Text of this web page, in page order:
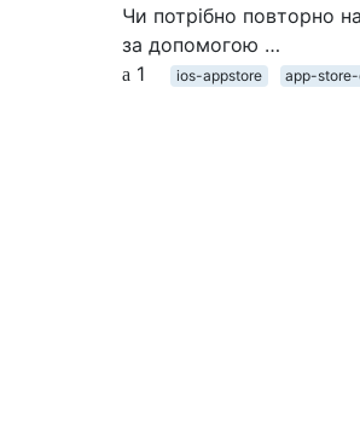
Чи потрібно повторно
за допомогою …
1
ios-appstore app-